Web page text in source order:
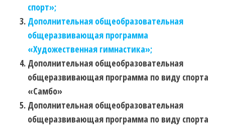
спорт»;
Дополнительная общеобразовательная
общеразвивающая программа
«Художественная гимнастика»;
Дополнительная общеобразовательная
общеразвивающая программа по виду спорта
«Самбо»
Дополнительная общеобразовательная
общеразвивающая программа по виду спорта